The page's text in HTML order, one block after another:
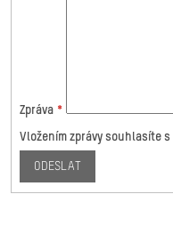
Zpráva *
Vložením zprávy souhlasíte s